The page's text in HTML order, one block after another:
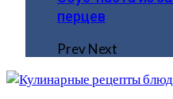
перцев
PrevNext